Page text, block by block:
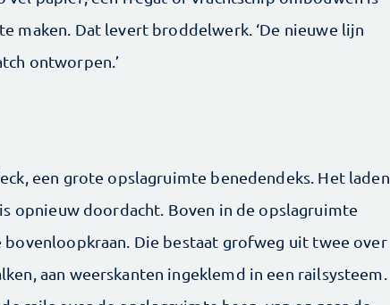
maken. Dat levert broddelwerk. ‘De nieuwe lijn
ontworpen.’
een ­grote opslagruimte benedendeks. Het ­laden
­opnieuw doordacht. Boven in de opslagruimte
boven­loopkraan. Die bestaat grofweg uit twee over
aan weerskanten in­geklemd in een railsysteem.